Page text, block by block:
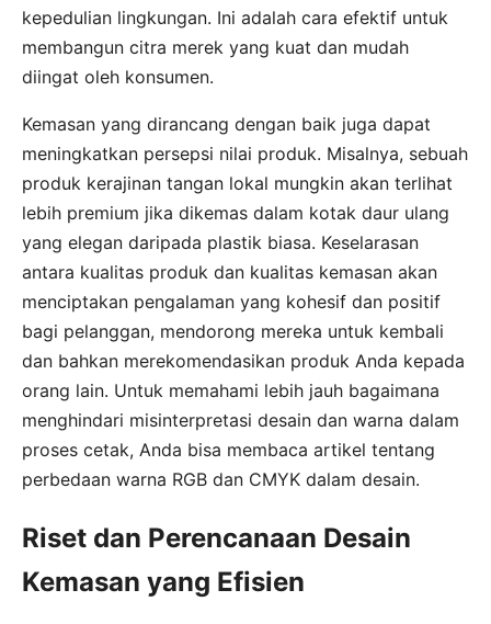
kepedulian lingkungan. Ini adalah cara efektif untuk
membangun citra merek yang kuat dan mudah
diingat oleh konsumen.
Kemasan yang dirancang dengan baik juga dapat
meningkatkan persepsi nilai produk. Misalnya, sebuah
produk kerajinan tangan lokal mungkin akan terlihat
lebih premium jika dikemas dalam kotak daur ulang
yang elegan daripada plastik biasa. Keselarasan
antara kualitas produk dan kualitas kemasan akan
menciptakan pengalaman yang kohesif dan positif
bagi pelanggan, mendorong mereka untuk kembali
dan bahkan merekomendasikan produk Anda kepada
orang lain. Untuk memahami lebih jauh bagaimana
menghindari misinterpretasi desain dan warna dalam
proses cetak, Anda bisa membaca artikel tentang
perbedaan warna RGB dan CMYK dalam desain.
Riset dan Perencanaan Desain
Kemasan yang Efisien